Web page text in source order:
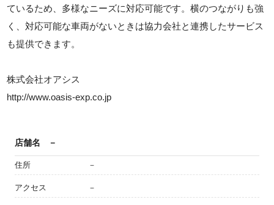
ているため、多様なニーズに対応可能です。横のつながりも強
く、対応可能な車両がないときは協力会社と連携したサービス
も提供できます。
株式会社オアシス
http://www.oasis-exp.co.jp
店舗名 －
住所 －
アクセス －